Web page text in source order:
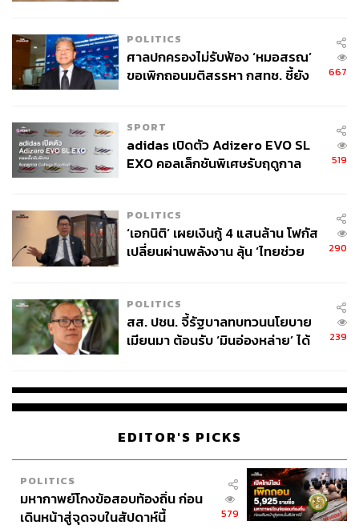
POLITICS
ศาลปกครองไม่รับฟ้อง ‘หมอสรณ’
ขอเพิกถอนมติสรรหา กสทช. ชี้ยัง
667
SPORT
adidas เปิดตัว Adizero EVO SL
EXO คอลเล็กชันพิเศษรับฤดูกาล
519
POLITICS
‘เอกนิติ’ เผยเงินกู้ 4 แสนล้าน โฟกัส
เปลี่ยนผ่านพลังงาน ลุ้น ‘ไทยช่วย
290
POLITICS
สส. ปชน. จี้รัฐบาลทบทวนนโยบาย
เมียนมา ต้อนรับ ‘มินอ่องหล่าย’ ได้
239
EDITOR'S PICKS
POLITICS
มหากาพย์โกงข้อสอบท้องถิ่น ก่อน
เดินหน้าสู่จุดจบในสัปดาห์นี้
579